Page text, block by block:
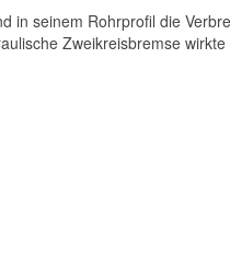
in seinem Rohrprofil die
Zweikreisbremse wirkte